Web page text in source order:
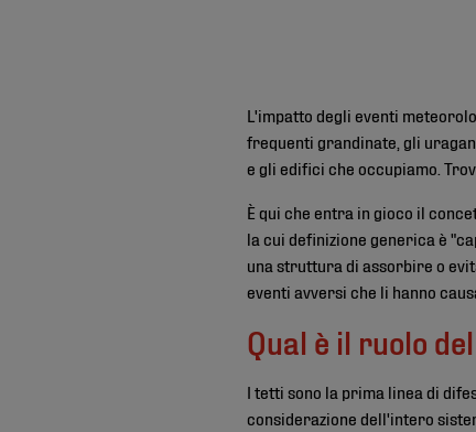
L'impatto degli eventi
frequenti grandinate, gli
e gli edifici che occupiamo.
È qui che entra in gioco il
la cui definizione generica è
una struttura di assorbire o
eventi avversi che li hanno
Qual è il ruolo
I tetti sono la prima linea di
considerazione dell'intero